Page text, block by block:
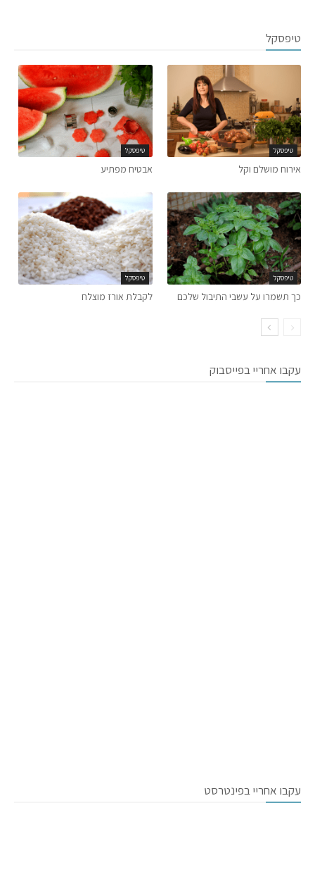
טיפסקל
טיפסקל
אירוח מושלם וקל
טיפסקל
אבטיח מפתיע
טיפסקל
כך תשמרו על עשבי התיבול שלכם
טיפסקל
לקבלת אורז מוצלח
עקבו אחריי בפייסבוק
עקבו אחריי בפינטרסט